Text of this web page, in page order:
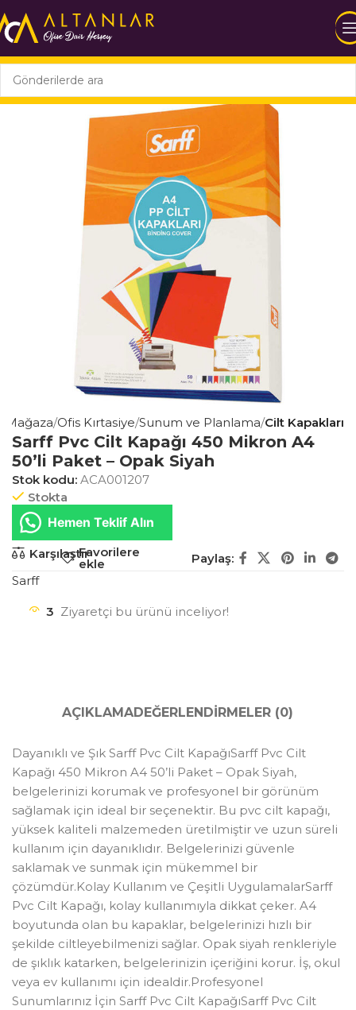
Mağaza Ofis Kırtasiye Sunum ve Planlama Cilt Kapakları
Sarff Pvc Cilt Kapağı 450 Mikron A4
50’li Paket – Opak Siyah
Stok kodu: ACA001207
Stokta
Hemen Teklif Alın
KarşılaştırFavorilere
ekle
Paylaş:
Sarff
3 Ziyaretçi bu ürünü inceliyor!
AÇIKLAMADEĞERLENDIRMELER (0)
Dayanıklı ve Şık Sarff Pvc Cilt KapağıSarff Pvc Cilt
Kapağı 450 Mikron A4 50’li Paket – Opak Siyah,
belgelerinizi korumak ve profesyonel bir görünüm
sağlamak için ideal bir seçenektir. Bu pvc cilt kapağı,
yüksek kaliteli malzemeden üretilmiştir ve uzun süreli
kullanım için dayanıklıdır. Belgelerinizi güvenle
saklamak ve sunmak için mükemmel bir
çözümdür.Kolay Kullanım ve Çeşitli UygulamalarSarff
Pvc Cilt Kapağı, kolay kullanımıyla dikkat çeker. A4
boyutunda olan bu kapaklar, belgelerinizi hızlı bir
şekilde ciltleyebilmenizi sağlar. Opak siyah renkleriyle
de şıklık katarken, belgelerinizin içeriğini korur. İş, okul
veya ev kullanımı için idealdir.Profesyonel
Sunumlarınız İçin Sarff Pvc Cilt KapağıSarff Pvc Cilt